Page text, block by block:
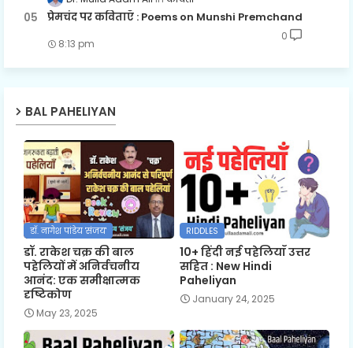
प्रेमचंद पर कविताएँ : Poems on Munshi Premchand
8:13 pm
0
BAL PAHELIYAN
डॉ. नागेश पांडेय 'संजय'
डॉ. राकेश चक्र की बाल
पहेलियों में अनिर्वचनीय
आनंद: एक समीक्षात्मक
दृष्टिकोण
May 23, 2025
RIDDLES
10+ हिंदी नई पहेलियाँ उत्तर
सहित : New Hindi
Paheliyan
January 24, 2025